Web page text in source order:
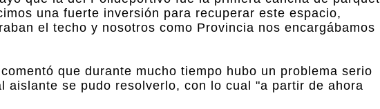
una fuerte inversión para recuperar este espacio,
el techo y nosotros como Provincia nos encargábamos
que durante mucho tiempo hubo un problema serio
se pudo resolverlo, con lo cual "a partir de ahora